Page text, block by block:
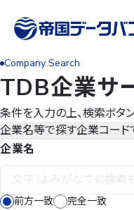
Company Search
TDB企業サ
条件を入力の上、検索ボタン
企業名等で探す企業コード
企業名
前方一致 完全一致